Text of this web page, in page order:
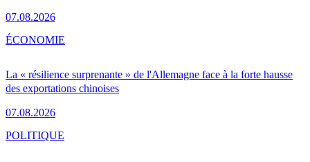
07.08.2026
La « résilience surprenante » de l'Allemagne face à la forte hausse
des exportations chinoises
07.08.2026
ÉCONOMIE
POLITIQUE